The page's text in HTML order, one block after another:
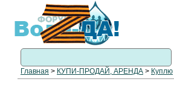
Главная > КУПИ-ПРОДАЙ, АРЕНДА > Куплю